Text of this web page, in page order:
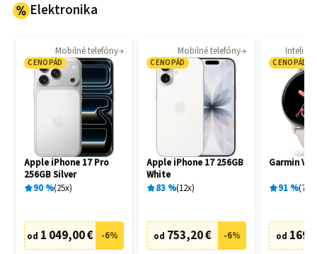
Elektronika
Mobilné telefóny
CENOPÁD
Apple iPhone 17 Pro
256GB Silver
90% 25x
od 1 049,00 € -6%
Mobilné telefóny
CENOPÁD
Apple iPhone 17 256GB
White
83% 12x
od 753,20 € -6%
CENOPÁD
Garmin
91% 78
od